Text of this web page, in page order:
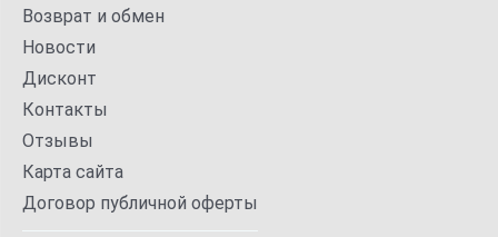
Возврат и обмен
Новости
Дисконт
Контакты
Отзывы
Карта сайта
Договор публичной оферты